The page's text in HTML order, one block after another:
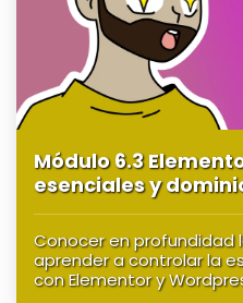
Módulo 6.3
esenciales y
Conocer en profundidad
aprender a controlar la
con Elementor y